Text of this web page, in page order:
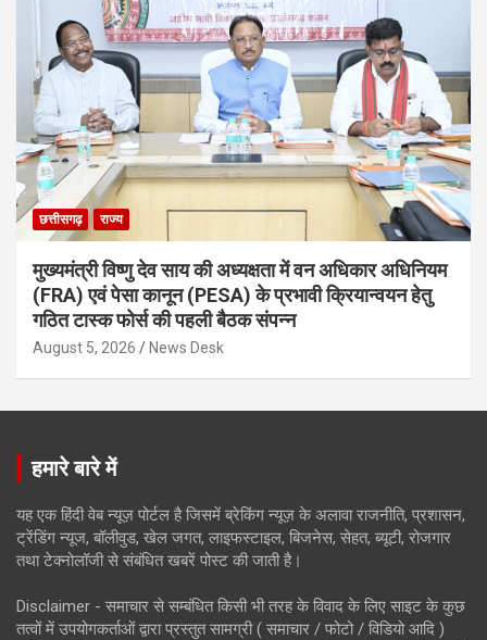
छत्तीसगढ़ राज्य
मुख्यमंत्री विष्णु देव साय की अध्यक्षता में वन अधिकार अधिनियम
(FRA) एवं पेसा कानून (PESA) के प्रभावी क्रियान्वयन हेतु
गठित टास्क फोर्स की पहली बैठक संपन्न
August 5, 2026 News Desk
हमारे बारे में
यह एक हिंदी वेब न्यूज़ पोर्टल है जिसमें ब्रेकिंग न्यूज़ के अलावा राजनीति, प्रशासन,
ट्रेंडिंग न्यूज, बॉलीवुड, खेल जगत, लाइफस्टाइल, बिजनेस, सेहत, ब्यूटी, रोजगार
तथा टेक्नोलॉजी से संबंधित खबरें पोस्ट की जाती है।
Disclaimer - समाचार से सम्बंधित किसी भी तरह के विवाद के लिए साइट के कुछ
तत्वों में उपयोगकर्ताओं द्वारा प्रस्तुत सामग्री ( समाचार / फोटो / विडियो आदि )